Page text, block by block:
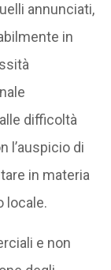
annunciati,
in
difficoltà
l’auspicio di
in materia
locale.
e non